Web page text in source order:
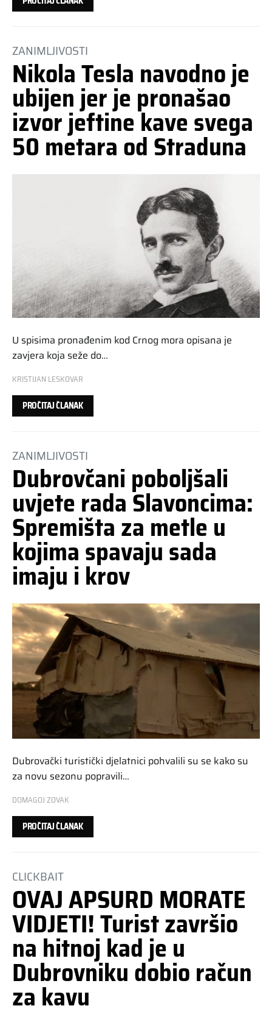
ZANIMLJIVOSTI
Nikola Tesla navodno je
ubijen jer je pronašao
izvor jeftine kave svega
50 metara od Straduna
U spisima pronađenim kod Crnog mora opisana je
zavjera koja seže do…
KRISTIJAN LESKOVAR
PROČITAJ ČLANAK
ZANIMLJIVOSTI
Dubrovčani poboljšali
uvjete rada Slavoncima:
Spremišta za metle u
kojima spavaju sada
imaju i krov
Dubrovački turistički djelatnici pohvalili su se kako su
za novu sezonu popravili…
DOMAGOJ ZOVAK
PROČITAJ ČLANAK
CLICKBAIT
OVAJ APSURD MORATE
VIDJETI! Turist završio
na hitnoj kad je u
Dubrovniku dobio račun
za kavu